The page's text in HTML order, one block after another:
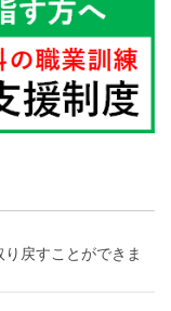
り戻すことができま